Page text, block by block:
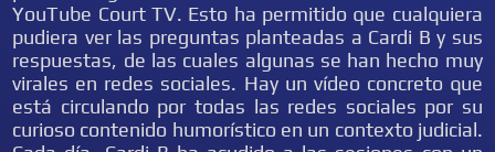
YouTube Court TV. Esto ha permitido que cualquiera
pudiera ver las preguntas planteadas a Cardi B y sus
respuestas, de las cuales algunas se han hecho muy
virales en redes sociales. Hay un vídeo concreto que
está circulando por todas las redes sociales por su
curioso contenido humorístico en un contexto judicial.